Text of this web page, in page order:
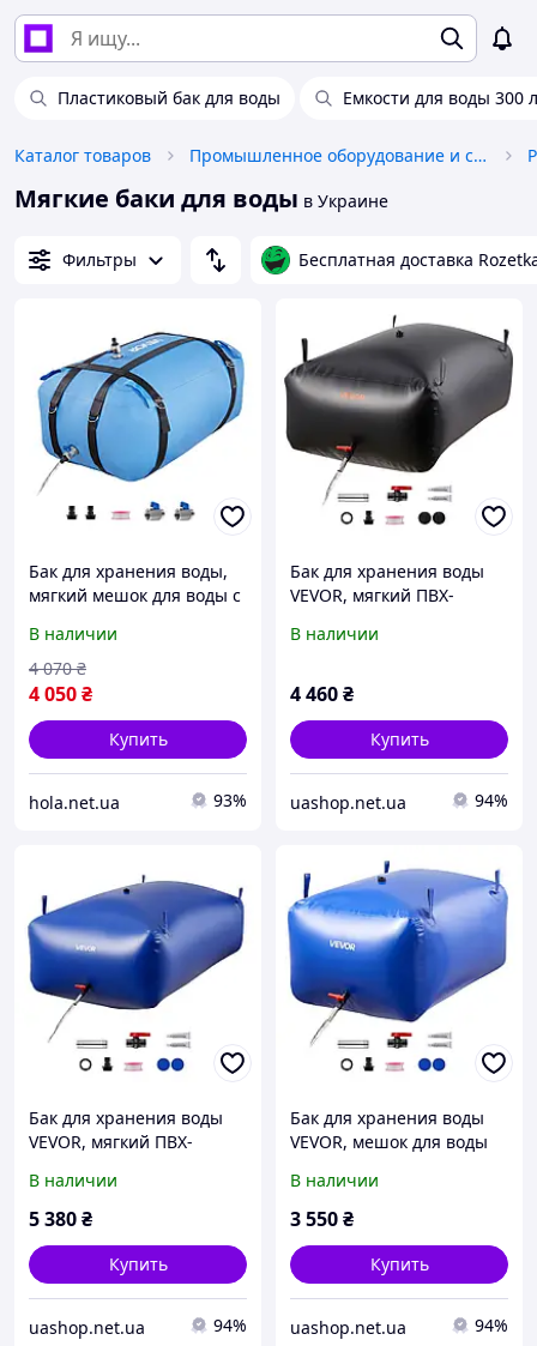
Пластиковый бак для воды Емкости для воды 300
Каталог товаров Промышленное оборудование и станки
Мягкие баки для воды в Украине
Фильтры Бесплатная доставка
Бак для хранения воды,
мягкий мешок для воды с
контейнер для хранения
воды, герметичный и
Vevor 618999
В наличии
4 050₴
4 070 ₴
Купить
hola.net.ua 93%
Бак для хранения воды
VEVOR, мягкий ПВХ-
540 л, контейнер для
герметичный и
износостойкий
В наличии
4 460₴
Купить
uashop.net.ua 94%
Бак для хранения воды
VEVOR, мягкий ПВХ-
1000 л, контейнер для
хранения воды,
В наличии
5 380₴
Купить
uashop.net.ua 94%
Бак для хранения воды
VEVOR, мешок для воды
мягкий контейнер для
воды, герметичный и
В наличии
3 550₴
Купить
uashop.net.ua 94%